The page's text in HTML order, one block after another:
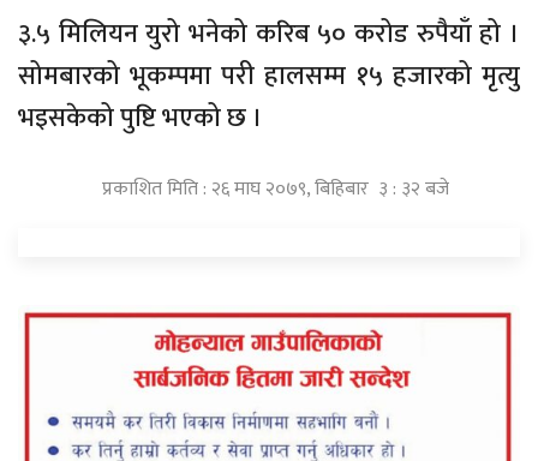
३.५ मिलियन युरो भनेको करिब ५० करोड रुपैयाँ हो ।
सोमबारको भूकम्पमा परी हालसम्म १५ हजारको मृत्यु
भइसकेको पुष्टि भएको छ ।
प्रकाशित मिति : २६ माघ २०७९, बिहिबार ३ : ३२ बजे